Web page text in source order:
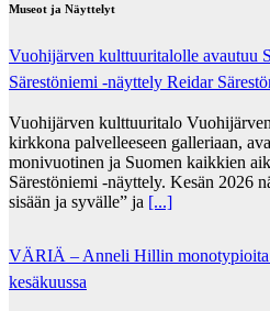
Museot ja Näyttelyt
Vuohijärven kulttuuritalolle avautuu
Särestöniemi -näyttely Reidar
Vuohijärven kulttuuritalo
kirkkona palvelleeseen galleriaan,
monivuotinen ja Suomen kaikkien
Särestöniemi -näyttely. Kesän 2026
sisään ja syvälle” ja [...]
VÄRIÄ – Anneli Hillin monotypioita
kesäkuussa